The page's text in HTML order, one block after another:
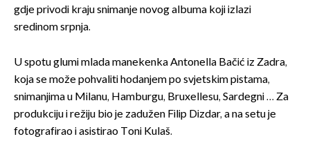
gdje privodi kraju snimanje novog albuma koji izlazi
sredinom srpnja.
U spotu glumi mlada manekenka Antonella Bačić iz Zadra,
koja se može pohvaliti hodanjem po svjetskim pistama,
snimanjima u Milanu, Hamburgu, Bruxellesu, Sardegni … Za
produkciju i režiju bio je zadužen Filip Dizdar, a na setu je
fotografirao i asistirao Toni Kulaš.